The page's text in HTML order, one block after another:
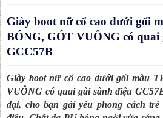
Giày boot nữ cổ cao dưới gối
BÓNG, GÓT VUÔNG có quai
GCC57B
Giày boot nữ cổ cao dưới gối màu
VUÔNG có quai gài sành điệu
đại, cho bạn gái yêu phong cách